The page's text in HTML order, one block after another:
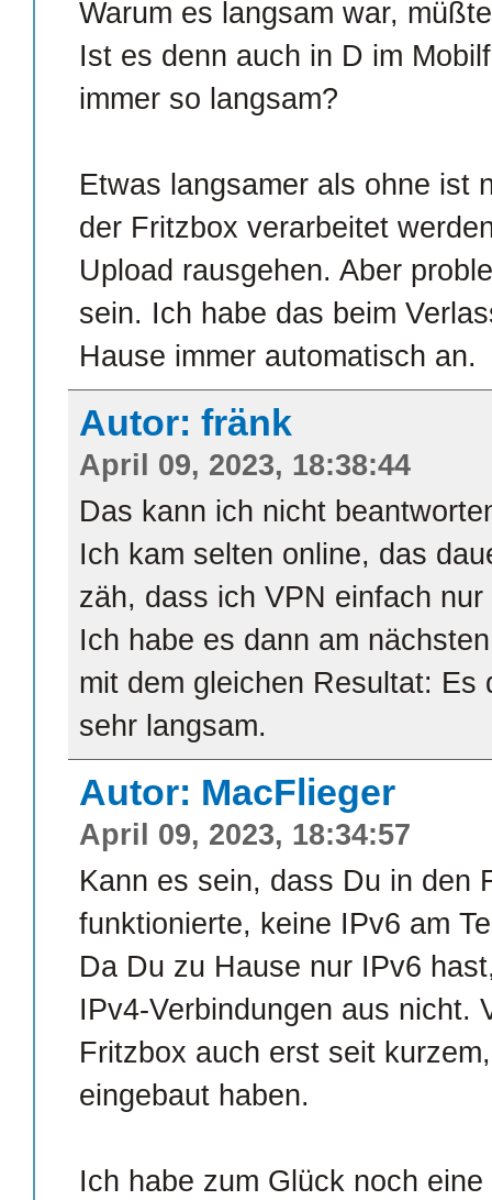
Warum es langsam war,
Ist es denn auch in D im
immer so langsam?
Etwas langsamer als ohne ist
der Fritzbox verarbeitet
Upload rausgehen. Aber
sein. Ich habe das beim
Hause immer automatisch an.
Autor: fränk
April 09, 2023, 18:38:44
Das kann ich nicht
Ich kam selten online, das
zäh, dass ich VPN einfach
Ich habe es dann am
mit dem gleichen Resultat: Es
sehr langsam.
Autor: MacFlieger
April 09, 2023, 18:34:57
Kann es sein, dass Du in den
funktionierte, keine IPv6 am
Da Du zu Hause nur IPv6
IPv4-Verbindungen aus nicht.
Fritzbox auch erst seit
eingebaut haben.
Ich habe zum Glück noch